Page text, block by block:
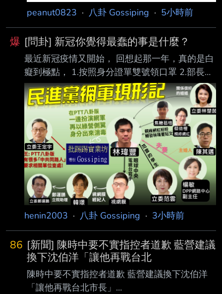
peanut0823 · 八卦 Gossiping · 5小時前
爆 [問卦] 新冠你覺得最蠢的事是什麼？
最近新冠疫情又開始， 回想起那一年，真的是白
癡到極點， 1.按照身分證單雙號領口罩 2.部長親
自示範用電鍋蒸口罩 3.無時無刻都在戳鼻子 結果
突然大爆發，白做了這些白癡事， 那一年真的做
什麼事都被當小偷在檢視， 當然最好笑的是
Taiwan can help 全世界有幾個國家在戴口罩的
大家覺得最好笑的事是什麼？！ ---- Sent from
BePTT on my iPhone 14 Pro Max --
henin2003 · 八卦 Gossiping · 3小時前
86 [新聞] 陳時中要不實指控者道歉 藍營建議
換下沈伯洋「讓他再戰台北
陳時中要不實指控者道歉 藍營建議換下沈伯洋
「讓他再戰台北市長」